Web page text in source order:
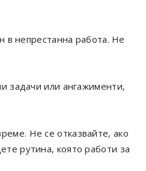
в непрестанна работа. Не
задачи или ангажименти,
Не се отказвайте, ако
рутина, която работи за